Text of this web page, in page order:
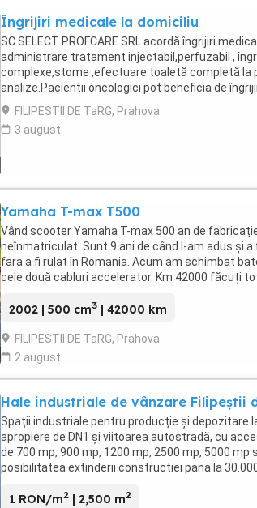
Îngrijiri medicale la domiciliu
SC SELECT PROFCARE SRL acordă îngrijiri
administrare tratament injectabil,perfuzabil ,
complexe,stome ,efectuare toaletă completă la
analize.Pacientii oncologici pot beneficia de
( prin CAS). Telefon disponibil ...
FILIPESTII DE TaRG, Prahova
3 august
Yamaha T-max T500
Vând scooter Yamaha T-max 500 an de
neînmatriculat. Sunt 9 ani de când l-am adus și
fara a fi rulat în Romania. Acum am schimbat
cele două cabluri accelerator. Km 42000 făcuți
2002 | 500 cm3 | 42000 km
FILIPESTII DE TaRG, Prahova
2 august
Hale industriale de vânzare Filipeștii
Spații industriale pentru producție și depozitare
apropiere de DN1 și viitoarea autostradă, cu
de 700 mp, 900 mp, 1200 mp, 2500 mp, 5000 mp
posibilitatea extinderii constructiei pana la
1 RON/m2 | 2,500 m2